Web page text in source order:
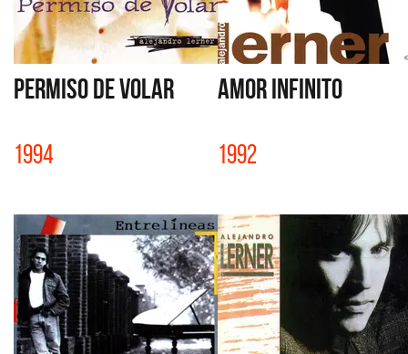
PERMISO DE VOLAR
1994
AMOR INFINITO
1992